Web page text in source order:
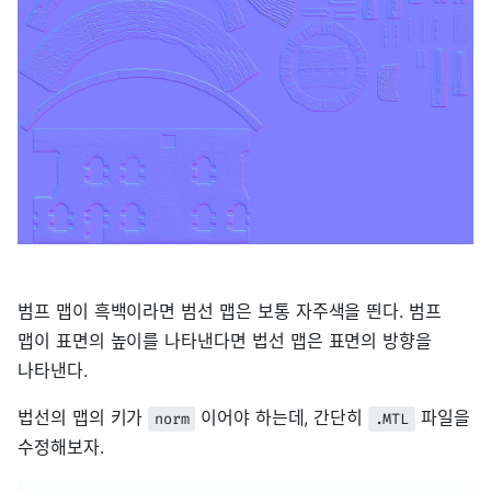
범프 맵이 흑백이라면 범선 맵은 보통 자주색을 띈다. 범프
맵이 표면의 높이를 나타낸다면 법선 맵은 표면의 방향을
나타낸다.
법선의 맵의 키가 norm 이어야 하는데, 간단히 .MTL
파일을
수정해보자.